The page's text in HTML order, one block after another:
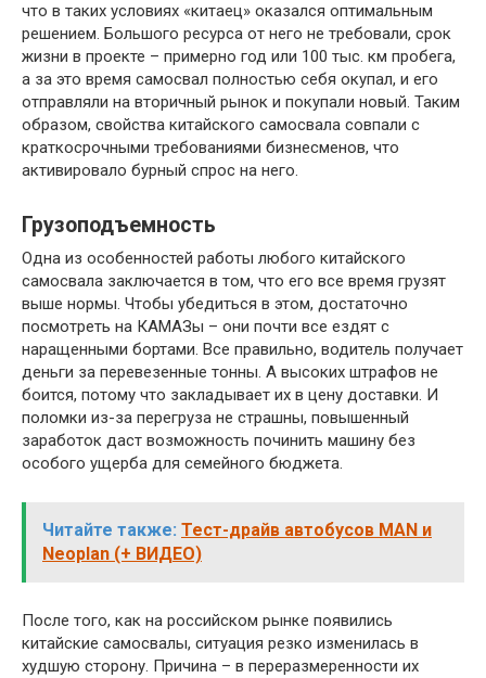
что в таких условиях «китаец» оказался оптимальным
решением. Большого ресурса от него не требовали, срок
жизни в проекте – примерно год или 100 тыс. км пробега,
а за это время самосвал полностью себя окупал, и его
отправляли на вторичный рынок и покупали новый. Таким
образом, свойства китайского самосвала совпали с
краткосрочными требованиями бизнесменов, что
активировало бурный спрос на него.
Грузоподъемность
Одна из особенностей работы любого китайского
самосвала заключается в том, что его все время грузят
выше нормы. Чтобы убедиться в этом, достаточно
посмотреть на КАМАЗы – они почти все ездят с
наращенными бортами. Все правильно, водитель получает
деньги за перевезенные тонны. А высоких штрафов не
боится, потому что закладывает их в цену доставки. И
поломки из-за перегруза не страшны, повышенный
заработок даст возможность починить машину без
особого ущерба для семейного бюджета.
Читайте также: Тест-драйв автобусов MAN и
Neoplan (+ ВИДЕО)
После того, как на российском рынке появились
китайские самосвалы, ситуация резко изменилась в
худшую сторону. Причина – в переразмеренности их